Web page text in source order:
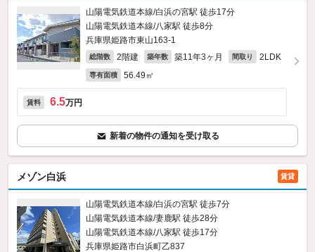
山陽電気鉄道本線/白浜の宮駅 徒歩17分
山陽電気鉄道本線/八家駅 徒歩8分
兵庫県姫路市東山163‐1
総階数 2階建 築年数 築11年3ヶ月 間取り 2LDK
専有面積 56.49㎡
賃料 6.5万円
新着の物件の通知を受け取る
メゾン白浜 賃貸
山陽電気鉄道本線/白浜の宮駅 徒歩7分
山陽電気鉄道本線/妻鹿駅 徒歩28分
山陽電気鉄道本線/八家駅 徒歩17分
兵庫県姫路市白浜町乙837